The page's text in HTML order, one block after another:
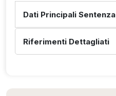
Dati Principali Sentenza
Riferimenti Dettagliati